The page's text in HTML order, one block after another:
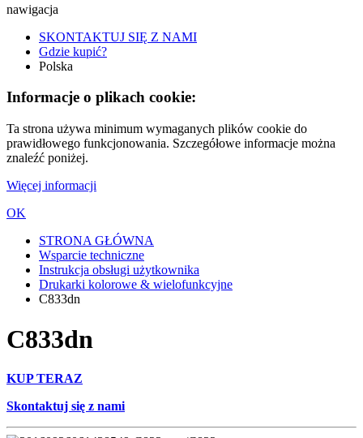
nawigacja
SKONTAKTUJ SIĘ Z NAMI
Gdzie kupić?
Polska
Informacje o plikach cookie:
Ta strona używa minimum wymaganych plików cookie do
prawidłowego funkcjonowania. Szczegółowe informacje można
znaleźć poniżej.
Więcej informacji
OK
STRONA GŁÓWNA
Wsparcie techniczne
Instrukcja obsługi użytkownika
Drukarki kolorowe & wielofunkcyjne
C833dn
C833dn
KUP TERAZ
Skontaktuj się z nami